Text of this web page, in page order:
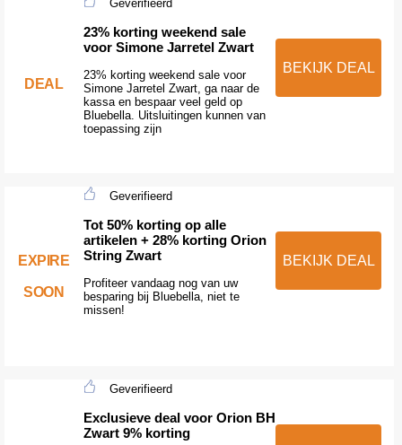
DEAL
Geverifieerd
23% korting weekend sale
voor Simone Jarretel Zwart
23% korting weekend sale voor
Simone Jarretel Zwart, ga naar de
kassa en bespaar veel geld op
Bluebella. Uitsluitingen kunnen van
toepassing zijn
BEKIJK DEAL
EXPIRE
SOON
Geverifieerd
Tot 50% korting op alle
artikelen + 28% korting Orion
String Zwart
Profiteer vandaag nog van uw
besparing bij Bluebella, niet te
missen!
BEKIJK DEAL
Geverifieerd
Exclusieve deal voor Orion BH
Zwart 9% korting